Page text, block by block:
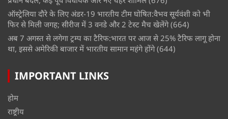
ऑस्ट्रेलिया दौरे के लिए अंडर-19 भारतीय टीम घोषित:वैभव सूर्यवंशी को भी
फिर से मिली जगह; सीरीज में 3 वनडे और 2 टेस्ट मैच खेलेंगे (664)
अब 7 अगस्त से लगेगा ट्रम्प का टैरिफ:भारत पर आज से 25% टैरिफ लागू होना
था, इससे अमेरिकी बाजार में भारतीय सामान महंगे होंगे (644)
IMPORTANT LINKS
होम
राष्ट्रीय